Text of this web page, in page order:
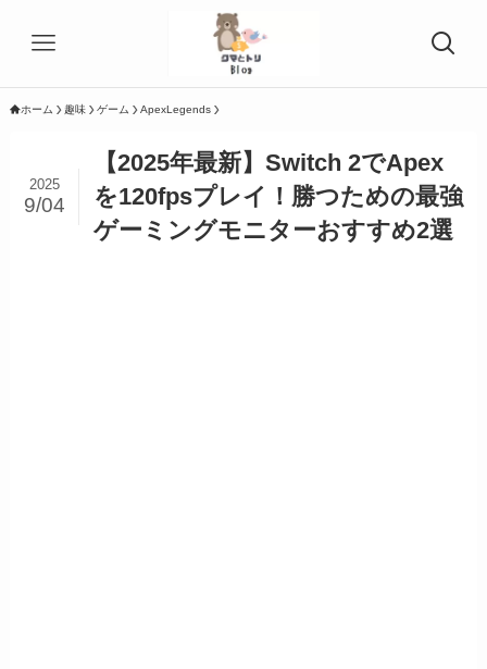
ホーム 趣味 ゲーム ApexLegends
【2025年最新】Switch 2でApex
を120fpsプレイ！勝つための最強
ゲーミングモニターおすすめ2選
2025
9/04